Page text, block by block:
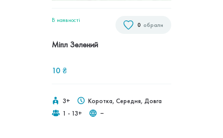
обрали
0
В наявностi
Міпл Зелений
10 ₴
3+
Коротка, Середня, Довга
1 - 13+
‒